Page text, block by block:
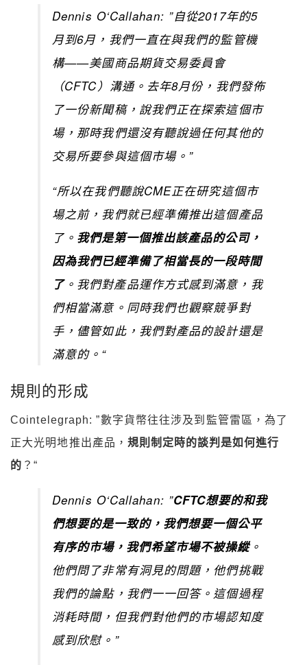
Dennis O‘Callahan: ”自從2017年的5
月到6月，我們一直在與我們的監管機
構——美國商品期貨交易委員會
（CFTC）溝通。去年8月份，我們發佈
了一份新聞稿，說我們正在探索這個市
場，那時我們還沒有聽說過任何其他的
交易所要參與這個市場。”
“所以在我們聽說CME正在研究這個市
場之前，我們就已經準備推出這個產品
了。 我們是第一個推出該產品的公司，
因為我們已經準備了相當長的一段時間
了。我們對產品運作方式感到滿意，我
們相當滿意。同時我們也觀察競爭對
手，儘管如此，我們對產品的設計還是
滿意的。“
規則的形成
Cointelegraph: ”數字貨幣往往涉及到監管雷區，為了
正大光明地推出產品，規則制定時的談判是如何進行
的 ？“
Dennis O‘Callahan: ”CFTC想要的和我
們想要的是一致的，我們想要一個公平
有序的市場，我們希望市場不被操縱。
他們問了非常有洞見的問題，他們挑戰
我們的論點，我們一一回答。這個過程
消耗時間，但我們對他們的市場認知度
感到欣慰。”